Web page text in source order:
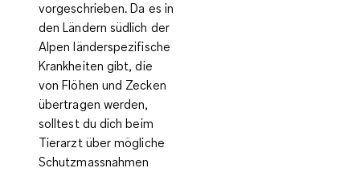
vorgeschrieben. Da es in
den Ländern südlich der
Alpen länderspezifische
Krankheiten gibt, die
vonFlöhen und Zecken
übertragen werden,
solltest du dich beim
Tierarzt über mögliche
Schutzmassnahmen